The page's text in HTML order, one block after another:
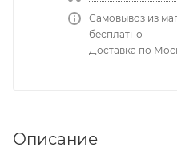
Самовывоз из
бесплатно
Доставка по
Описание